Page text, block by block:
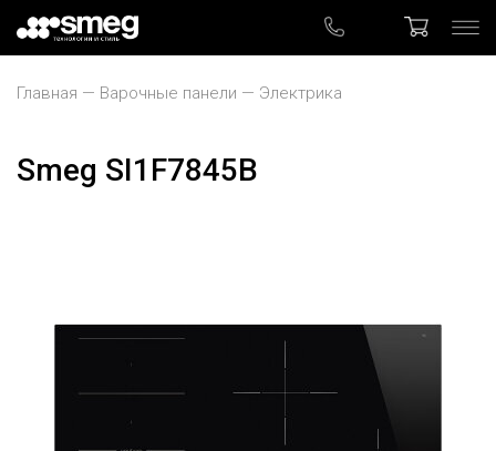
Главная Варочные панели Электрика
Smeg SI1F7845B